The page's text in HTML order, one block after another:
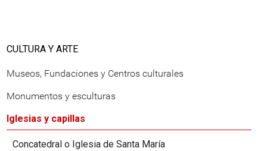
CULTURA Y ARTE
Museos, Fundaciones y Centros culturales
Monumentos y esculturas
Iglesias y capillas
Concatedral o Iglesia de Santa María